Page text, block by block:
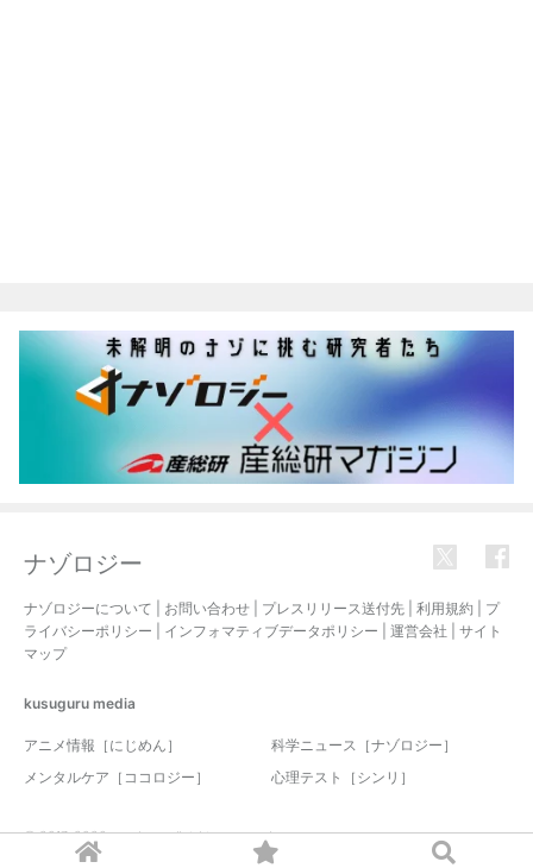
ナゾロジー
ナゾロジーについて お問い合わせ プレスリリース送付先 利用規約
プ
ライバシーポリシー
インフォマティブデータポリシー 運営会社
サイト
マップ
kusuguru media
アニメ情報［にじめん］
科学ニュース［ナゾロジー］
メンタルケア［ココロジー］
心理テスト［シンリ］
© 2017-2026 nazology. all rights reserved.